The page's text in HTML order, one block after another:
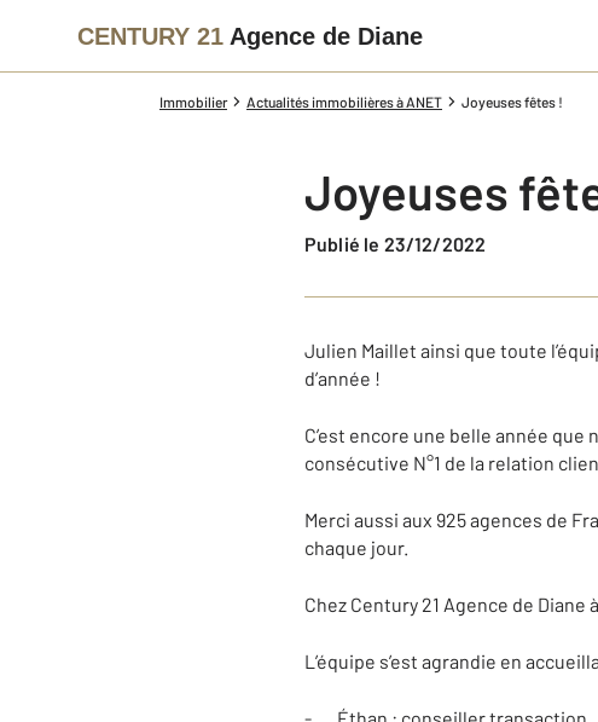
CENTURY 21 Agence de Diane
Immobilier Actualités immobilières à ANET Joyeuses fêtes !
Joyeuses
Publié le 23/12/2022
Julien Maillet ainsi que toute
d’année !
C’est encore une belle année que
consécutive N°1 de la relation
Merci aussi aux 925 agences de
chaque jour.
Chez Century 21 Agence de
L’équipe s’est agrandie en